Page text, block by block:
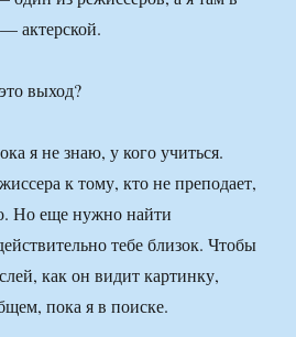
актерской.
выход?
я не знаю, у кого учиться.
к тому, кто не преподает,
Но еще нужно найти
тебе близок. Чтобы
как он видит картинку,
пока я в поиске.